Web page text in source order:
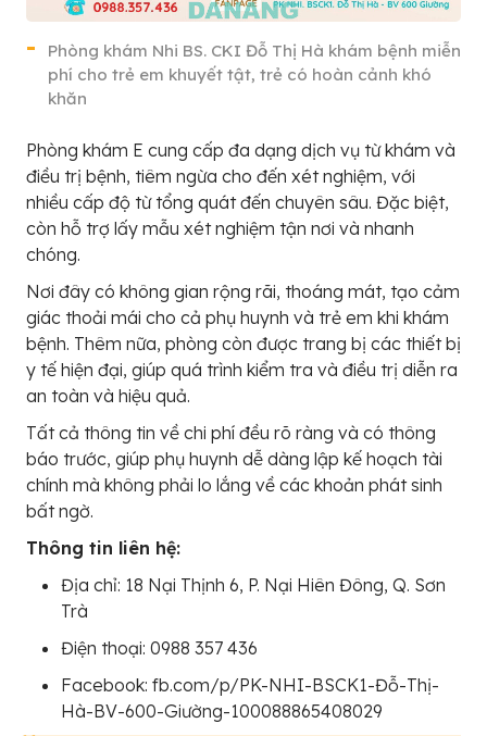
Phòng khám Nhi BS. CKI Đỗ Thị Hà khám bệnh miễn
phí cho trẻ em khuyết tật, trẻ có hoàn cảnh khó
khăn
Phòng khám E cung cấp đa dạng dịch vụ từ khám và
điều trị bệnh, tiêm ngừa cho đến xét nghiệm, với
nhiều cấp độ từ tổng quát đến chuyên sâu. Đặc biệt,
còn hỗ trợ lấy mẫu xét nghiệm tận nơi và nhanh
chóng.
Nơi đây có không gian rộng rãi, thoáng mát, tạo cảm
giác thoải mái cho cả phụ huynh và trẻ em khi khám
bệnh. Thêm nữa, phòng còn được trang bị các thiết bị
y tế hiện đại, giúp quá trình kiểm tra và điều trị diễn ra
an toàn và hiệu quả.
Tất cả thông tin về chi phí đều rõ ràng và có thông
báo trước, giúp phụ huynh dễ dàng lập kế hoạch tài
chính mà không phải lo lắng về các khoản phát sinh
bất ngờ.
Thông tin liên hệ:
Địa chỉ: 18 Nại Thịnh 6, P. Nại Hiên Đông, Q. Sơn
Trà
Điện thoại: 0988 357 436
Facebook: fb.com/p/PK-NHI-BSCK1-Đỗ-Thị-
Hà-BV-600-Giường-100088865408029